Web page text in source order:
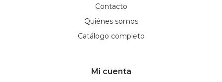
Contacto
Quiénes somos
Catálogo completo
Mi cuenta